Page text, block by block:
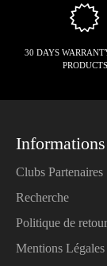
30 DAYS
PRODUCTS
Informations
Clubs Partenaires
Recherche
Politique de retour
Mentions